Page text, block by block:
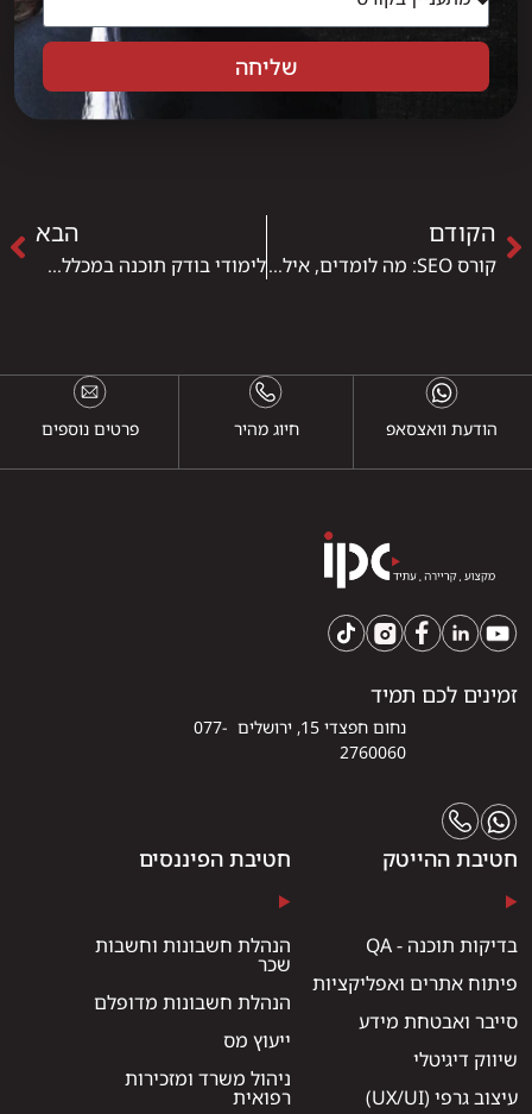
שליחה
הקודם
קורס SEO: מה לומדים, אילו כלים נדרשים ולאן זה מוביל בשוק העבודה
הבא
לימודי בודק תוכנה במכללת IPC: מה לומדים, איך זה בנוי ולאן זה מוביל
הודעת וואצסאפ חיוג מהיר פרטים נוספים
זמינים לכם תמיד
נחום חפצדי 15, ירושלים 077-
2760060
חטיבת ההייטק
בדיקות תוכנה - QA
פיתוח אתרים ואפליקציות
סייבר ואבטחת מידע
שיווק דיגיטלי
עיצוב גרפי (UX/UI)
חטיבת הפיננסים
הנהלת חשבונות וחשבות
שכר
הנהלת חשבונות מדופלם
ייעוץ מס
ניהול משרד ומזכירות
רפואית